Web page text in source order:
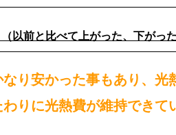
以前と比べて上がった、下がった
り安かった事もあり、光
りに光熱費が維持できて